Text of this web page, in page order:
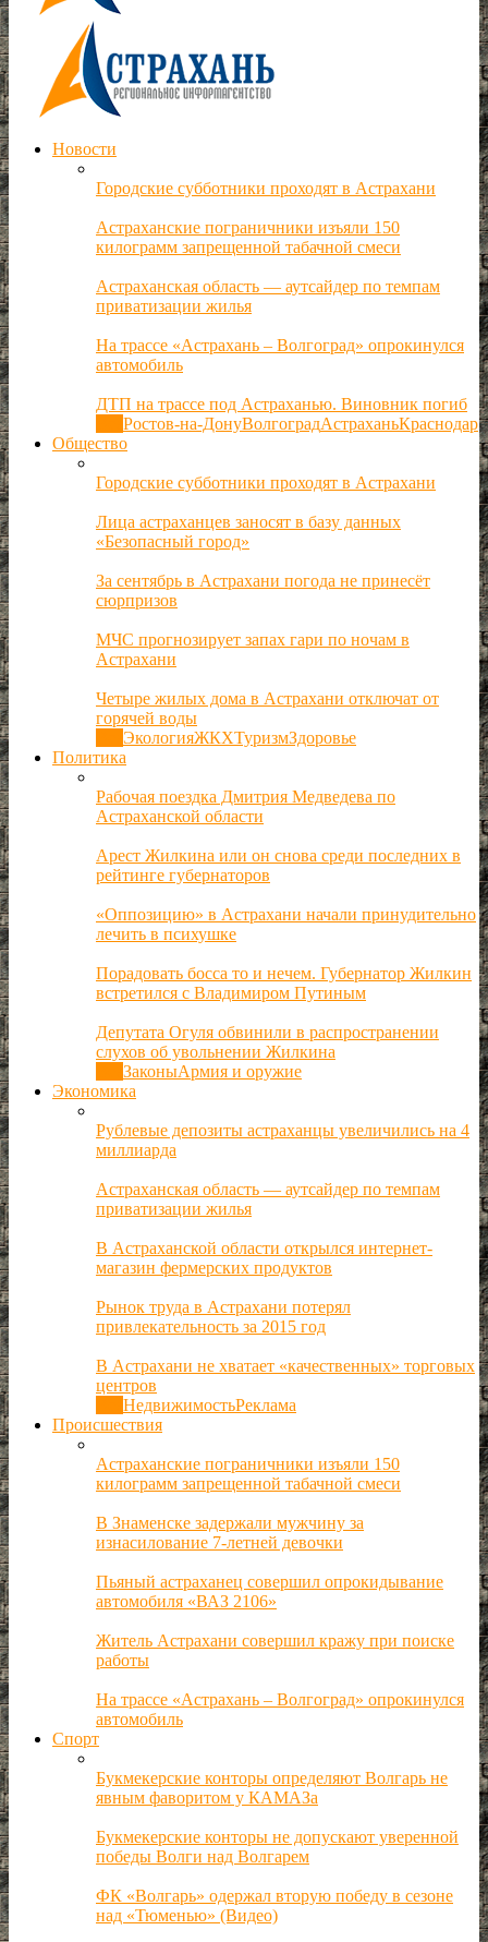
Новости
Городские субботники проходят в Астрахани
Астраханские пограничники изъяли 150
килограмм запрещенной табачной смеси
Астраханская область — аутсайдер по темпам
приватизации жилья
На трассе «Астрахань – Волгоград» опрокинулся
автомобиль
ДТП на трассе под Астраханью. Виновник погиб
Ростов-на-ДонуВолгоградАстраханьКраснодар
Общество
Городские субботники проходят в Астрахани
Лица астраханцев заносят в базу данных
«Безопасный город»
За сентябрь в Астрахани погода не принесёт
сюрпризов
МЧС прогнозирует запах гари по ночам в
Астрахани
Четыре жилых дома в Астрахани отключат от
горячей воды
ЭкологияЖКХТуризмЗдоровье
Политика
Рабочая поездка Дмитрия Медведева по
Астраханской области
Арест Жилкина или он снова среди последних в
рейтинге губернаторов
«Оппозицию» в Астрахани начали принудительно
лечить в психушке
Порадовать босса то и нечем. Губернатор Жилкин
встретился с Владимиром Путиным
Депутата Огуля обвинили в распространении
слухов об увольнении Жилкина
ЗаконыАрмия и оружие
Экономика
Рублевые депозиты астраханцы увеличились на 4
миллиарда
Астраханская область — аутсайдер по темпам
приватизации жилья
В Астраханской области открылся интернет-
магазин фермерских продуктов
Рынок труда в Астрахани потерял
привлекательность за 2015 год
В Астрахани не хватает «качественных» торговых
центров
НедвижимостьРеклама
Происшествия
Астраханские пограничники изъяли 150
килограмм запрещенной табачной смеси
В Знаменске задержали мужчину за
изнасилование 7-летней девочки
Пьяный астраханец совершил опрокидывание
автомобиля «ВАЗ 2106»
Житель Астрахани совершил кражу при поиске
работы
На трассе «Астрахань – Волгоград» опрокинулся
автомобиль
Спорт
Букмекерские конторы определяют Волгарь не
явным фаворитом у КАМАЗа
Букмекерские конторы не допускают уверенной
победы Волги над Волгарем
ФК «Волгарь» одержал вторую победу в сезоне
над «Тюменью» (Видео)